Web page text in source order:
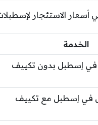
أسعار الاستئجار
الخدمة
في إسطبل بدون تكييف
في إسطبل مع تكييف